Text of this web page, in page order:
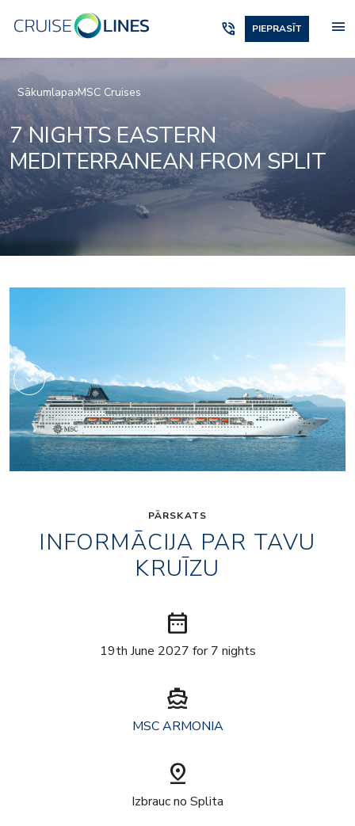
phone_in_talk PIEPRASĪT menu
Sākumlapa MSC Cruises
7 NIGHTS EASTERN
MEDITERRANEAN FROM SPLIT
PĀRSKATS
INFORMĀCIJA PAR TAVU
KRUĪZU
date_range
19th June 2027 for 7 nights
directions_boat
MSC ARMONIA
pin_drop
Izbrauc no Splita